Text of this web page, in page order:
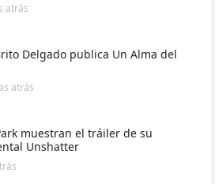
atrás
Delgado publica Un Alma del
atrás
muestran el tráiler de su
Unshatter